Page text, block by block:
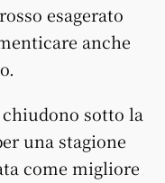
esagerato
anche
sotto la
una stagione
come migliore